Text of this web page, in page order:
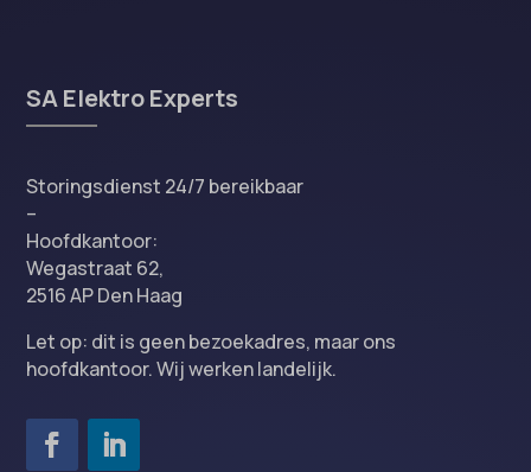
SA Elektro Experts
Storingsdienst 24/7 bereikbaar
–
Hoofdkantoor:
Wegastraat 62,
2516 AP Den Haag
Let op: dit is geen bezoekadres, maar ons
hoofdkantoor. Wij werken landelijk.